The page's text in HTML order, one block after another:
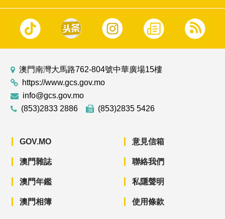
澳門南灣大馬路762-804號中華廣場15樓
https://www.gcs.gov.mo
info@gcs.gov.mo
(853)2833 2886
(853)2835 5426
GOV.MO
澳門雜誌
澳門年鑑
澳門相簿
意見信箱
聯絡我們
私隱聲明
使用條款